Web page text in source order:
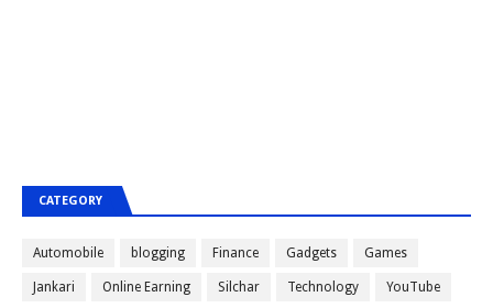
CATEGORY
Automobile blogging Finance Gadgets Games
Jankari Online Earning Silchar Technology YouTube